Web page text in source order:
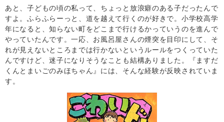
あと、子どもの頃の私って、ちょっと放浪癖のある子だったんで
すよ。ふらふらーっと、道を越えて行くのが好きで。小学校高学
年になると、知らない町をどこまで行けるかっていうのを進んで
やっていたんです。一応、お風呂屋さんの煙突を目印にして、そ
れが見えないところまでは行かないというルールをつくっていた
んですけど、迷子になりそうなことも結構ありました。『ますだ
くんとまいごのみほちゃん』には、そんな経験が反映されていま
す。